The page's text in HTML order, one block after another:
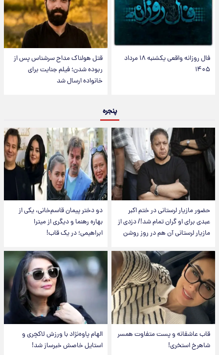
فال روزانه واقعی یکشنبه ۱۸ مرداد
۱۴۰۵
قتل هولناک مداح سرشناس پس از
ربوده شدن؛ فیلم جنایت برای
خانواده ارسال شد
پنجره
حضور مازیار لرستانی در ختم اکبر
عبدی برای او گران تمام شد!/ دزدی از
مازیار لرستانی آن هم در روز روشن
دو دختر پیمان قاسم‌خانی، یکی از
بهاره رهنما و دیگری از میترا
ابراهیمی؛ در یک قاب!
قاب عاشقانه و پست متفاوت همسر
شاهرخ استخری!
الهام پاوه‌نژاد با ورزش لاکچری و
استایل خاصش خبرساز شد!